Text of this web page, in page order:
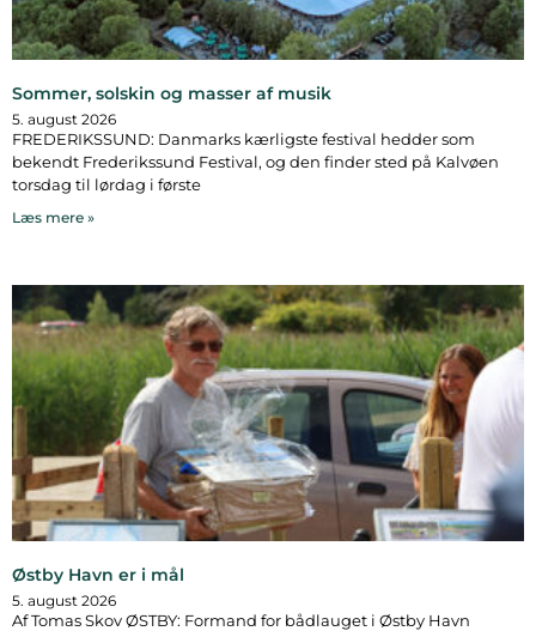
Sommer, solskin og masser af musik
5. august 2026
FREDERIKSSUND: Danmarks kærligste festival hedder som
bekendt Frederikssund Festival, og den finder sted på Kalvøen
torsdag til lørdag i første
Læs mere »
Østby Havn er i mål
5. august 2026
Af Tomas Skov ØSTBY: Formand for bådlauget i Østby Havn